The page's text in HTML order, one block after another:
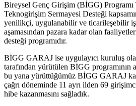
Bireysel Genç Girişim (BİGG)
Teknogirişim Sermayesi Desteği
yenilikçi, uygulanabilir ve ticarileşebilir
aşamasından pazara kadar olan
desteği programıdır.
BİGG GARAJ ise uygulayıcı kuruluş
tarafından yürütülen BİGG programının
bu yana yürüttüğümüz BİGG GARAJ
çağrı döneminde 11 ayrı ilden 69
hibe kazanmasını sağladık.